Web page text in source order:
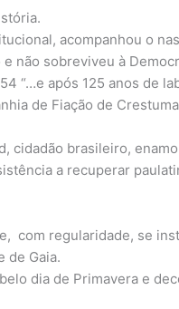
acompanhou o
não sobreviveu à
“…e após 125 anos de
de Fiação de
cidadão brasileiro,
a recuperar
com regularidade, se
de Gaia.
dia de Primavera e